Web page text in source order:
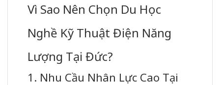
Vì Sao Nên Chọn Du Học
Nghề Kỹ Thuật Điện Năng
Lượng Tại Đức?
1. Nhu Cầu Nhân Lực Cao Tại